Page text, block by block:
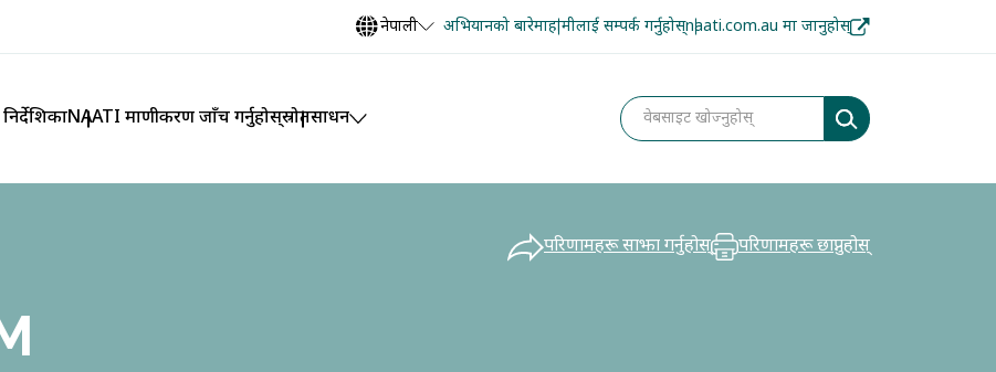
नेपाली अभियानको बारेमाहामीलाई सम्पर्क गर्नुहोस्naati.com.au मा जानुहोस्
NAATI प्रमाणीकरण जाँच गर्नुहोस्स्रोतसाधन
परिणामहरू साझा गर्नुहोस् परिणामहरू छाप्नुहोस्